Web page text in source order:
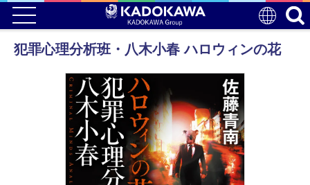
犯罪心理分析班・八木小春 ハロウィンの花